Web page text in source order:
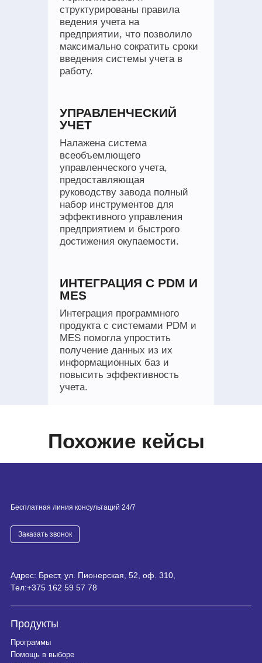
структурированы правила
ведения учета на
предприятии, что позволило
максимально сократить сроки
введения системы учета в
работу.
УПРАВЛЕНЧЕСКИЙ
УЧЕТ
Налажена система
всеобъемлющего
управленческого учета,
предоставляющая
руководству завода полный
набор инструментов для
эффективного управления
предприятием и быстрого
достижения окупаемости.
ИНТЕГРАЦИЯ С PDM И
MES
Интеграция программного
продукта с системами PDM и
MES помогла упростить
получение данных из их
информационных баз и
повысить эффективность
учета.
Похожие кейсы
Бесплатная линия консультаций 24/7
Заказать звонок
Адрес: Брест, ул. Пионерская, 52, оф. 310,
Тел:+375 162 59 57 78
Продукты
Программы
Помощь в выборе